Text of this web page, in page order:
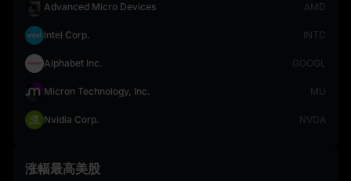
Advanced Micro Devices AMD
Intel Corp. INTC
Alphabet Inc. GOOGL
Micron Technology, Inc. MU
Nvidia Corp. NVDA
涨幅最高美股